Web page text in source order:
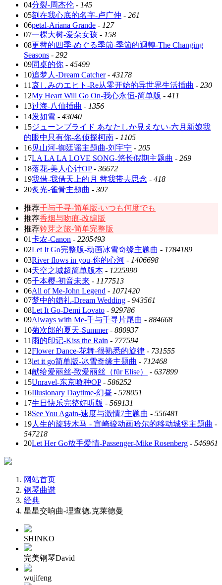
04分裂-周杰伦 - 145
05刻在我心底的名字-卢广仲 - 261
06petal-Ariana Grande - 127
07一棵大树-爱朵女孩 - 158
08更替的四季-めぐる季節-季節的迴轉-The Changing
Seasons - 292
09同桌的你 - 45499
10追梦人-Dream Catcher- 43178
11哀しみのエヒト-Re从零开始的异世界生活插曲 - 230
12My Heart Will Go On-我心永恒-简单版 - 411
13过海-八仙插曲 - 1356
14发如雪 - 43040
15ジューンブライド あなたしか見えない-六月新娘我
的眼中只有你-名侦探柯南 - 1105
16见山河-御廷谣主题曲-刘宇宁 - 205
17LA LA LA LOVE SONG-悠长假期主题曲 - 269
18落花-美人心计OP- 36672
19我借-我借天上的月 替我带去思念 - 418
20炙光-雀骨主题曲 - 307
推荐千与千寻-简单版-いつも何度でも
推荐香烟与吻痕-改编版
推荐铃芽之旅-简单完整版
01卡农-Canon - 2205493
02Let It Go完整版-动画冰雪奇缘主题曲 - 1784189
03River flows in you-你的心河 - 1406698
04天空之城超简单版本 - 1225990
05千本樱-初音未来 - 1177513
06All of Me-John Legend - 1071420
07梦中的婚礼-Dream Wedding - 943561
08Let It Go-Demi Lovato - 929786
09Always with Me-千与千寻片尾曲 - 884668
10菊次郎的夏天-Summer- 880937
11雨的印记-Kiss the Rain - 777594
12Flower Dance-花舞-很熟悉的旋律 - 731555
13let it go简单版-冰雪奇缘主题曲 - 712468
14献给爱丽丝-致爱丽丝（für Elise） - 637899
15Unravel-东京喰种OP- 586252
16Illusionary Daytime-幻昼 - 578051
17生日快乐完整好听版 - 569131
18See You Again-速度与激情7主题曲 - 556481
19人生的旋转木马 - 宫崎骏动画哈尔的移动城堡主题曲 -
547218
20Let Her Go放手爱情-Passenger-Mike Rosenberg - 546961
网站首页
钢琴曲谱
经典
星星交响曲-理查德.克莱德曼
SHINKO
完美钢琴David
wujifeng